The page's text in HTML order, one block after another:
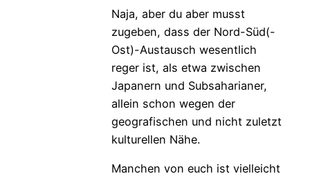
Naja, aber du aber musst
zugeben, dass der Nord-Süd(-
Ost)-Austausch wesentlich
reger ist, als etwa zwischen
Japanern und Subsaharianer,
allein schon wegen der
geografischen und nicht zuletzt
kulturellen Nähe.
Manchen von euch ist vielleicht